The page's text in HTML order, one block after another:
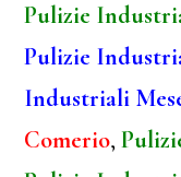
Pulizie
Pulizie
Industriali
Comerio,